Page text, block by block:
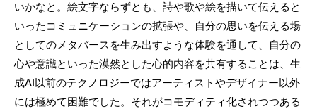
いかなと。絵文字ならずとも、詩や歌や絵を描いて伝えると
いったコミュニケーションの拡張や、自分の思いを伝える場
としてのメタバースを生み出すような体験を通して、自分の
心や意識といった漠然とした心的内容を共有することは、生
成AI以前のテクノロジーではアーティストやデザイナー以外
には極めて困難でした。それがコモディティ化されつつある